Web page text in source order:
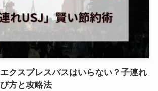
エクスプレスパスはいらない？子連れ
方と攻略法